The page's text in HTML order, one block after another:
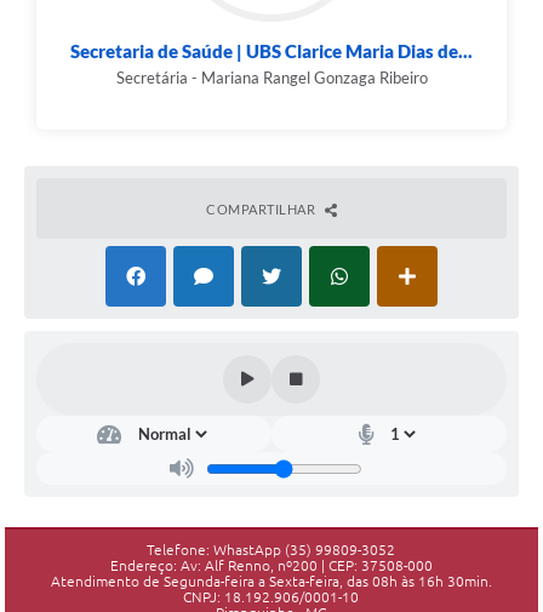
Secretaria de Saúde | UBS Clarice Maria Dias de...
Secretária - Mariana Rangel Gonzaga Ribeiro
COMPARTILHAR
Telefone: WhastApp (35) 99809-3052
Endereço: Av: Alf Renno, nº200 | CEP: 37508-000
Atendimento de Segunda-feira a Sexta-feira, das 08h às 16h 30min.
CNPJ: 18.192.906/0001-10